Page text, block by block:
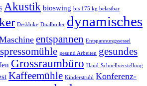
Akustik bioswing bis 175 kg belastbar
Deskbike Dualboiler dynamisches
entspannen Entspannungssessel
gesund Arbeiten gesundes
Grossraumbüro Hand-Schnellverstellung
Kaffeemühle Kinderstruhl Konferenz-